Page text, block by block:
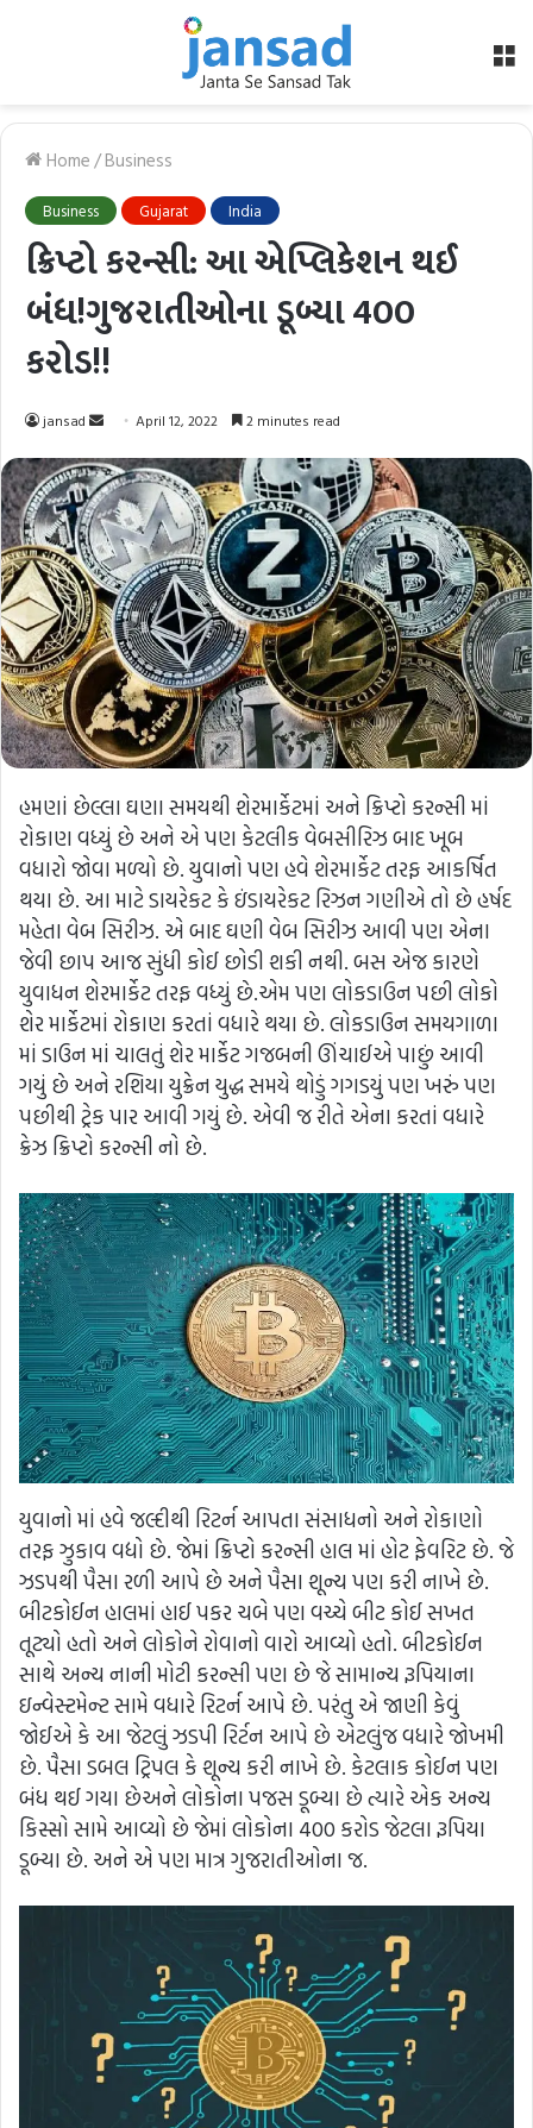
Home/Business
Business Gujarat India
ક્રિપ્ટો કરન્સી: આ એપ્લિકેશન થઈ
બંધ!ગુજરાતીઓના ડૂબ્યા 400
કરોડ!!
jansad
Send
email
April 12, 2022 2 minutes read
હમણાં છેલ્લા ઘણા સમયથી શેરમાર્કેટમાં અને ક્રિપ્ટો કરન્સી માં
રોકાણ વધ્યું છે અને એ પણ કેટલીક વેબસીરિઝ બાદ ખૂબ
વધારો જોવા મળ્યો છે. યુવાનો પણ હવે શેરમાર્કેટ તરફ આકર્ષિત
થયા છે. આ માટે ડાયરેકટ કે ઇંડાયરેકટ રિઝન ગણીએ તો છે હર્ષદ
મહેતા વેબ સિરીઝ. એ બાદ ઘણી વેબ સિરીઝ આવી પણ એના
જેવી છાપ આજ સુંધી કોઈ છોડી શકી નથી. બસ એજ કારણે
યુવાધન શેરમાર્કેટ તરફ વધ્યું છે.એમ પણ લોકડાઉન પછી લોકો
શેર માર્કેટમાં રોકાણ કરતાં વધારે થયા છે. લોકડાઉન સમયગાળા
માં ડાઉન માં ચાલતું શેર માર્કેટ ગજબની ઊંચાઈએ પાછું આવી
ગયું છે અને રશિયા યુક્રેન યુદ્ધ સમયે થોડું ગગડયું પણ ખરું પણ
પછીથી ટ્રેક પાર આવી ગયું છે. એવી જ રીતે એના કરતાં વધારે
ક્રેઝ ક્રિપ્ટો કરન્સી નો છે.
યુવાનો માં હવે જલ્દીથી રિટર્ન આપતા સંસાધનો અને રોકાણો
તરફ ઝુકાવ વદ્યો છે. જેમાં ક્રિપ્ટો કરન્સી હાલ માં હોટ ફેવરિટ છે. જે
ઝડપથી પૈસા રળી આપે છે અને પૈસા શૂન્ય પણ કરી નાખે છે.
બીટકોઈન હાલમાં હાઈ પકર ચબે પણ વચ્ચે બીટ કોઈ સખત
તૂટ્યો હતો અને લોકોને રોવાનો વારો આવ્યો હતો. બીટકોઈન
સાથે અન્ય નાની મોટી કરન્સી પણ છે જે સામાન્ય રૂપિયાના
ઇન્વેસ્ટમેન્ટ સામે વધારે રિટર્ન આપે છે. પરંતુ એ જાણી કેવું
જોઈએ કે આ જેટલું ઝડપી રિર્ટન આપે છે એટલુંજ વધારે જોખમી
છે. પૈસા ડબલ ટ્રિપલ કે શૂન્ય કરી નાખે છે. કેટલાક કોઈન પણ
બંધ થઈ ગયા છેઅને લોકોના પજસ ડૂબ્યા છે ત્યારે એક અન્ય
કિસ્સો સામે આવ્યો છે જેમાં લોકોના 400 કરોડ જેટલા રૂપિયા
ડૂબ્યા છે. અને એ પણ માત્ર ગુજરાતીઓના જ.